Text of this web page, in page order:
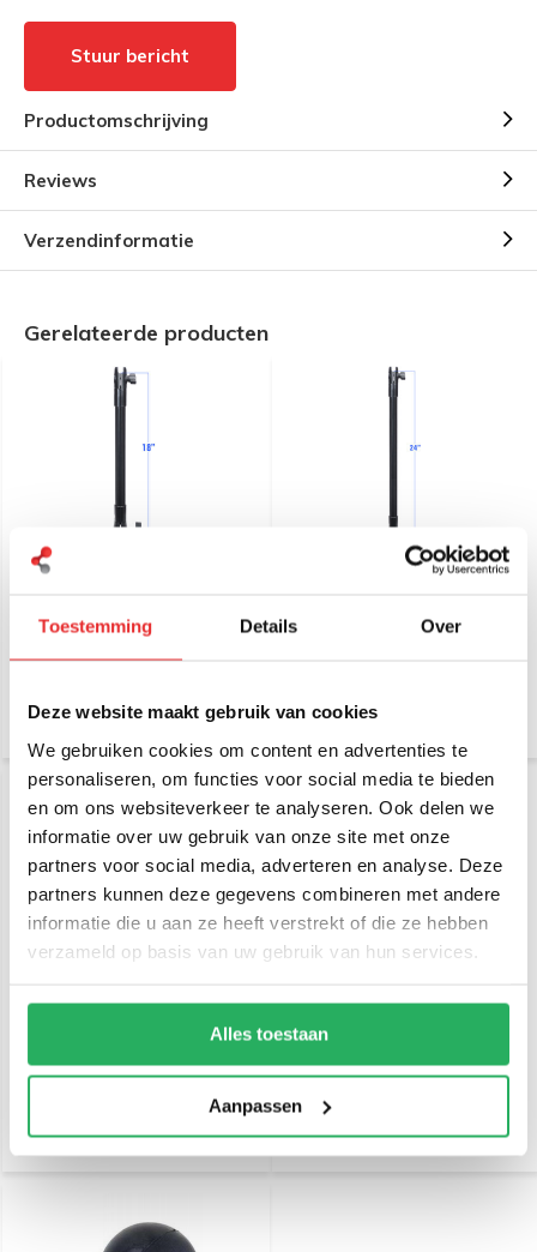
Toestemming Details Over
Deze website maakt gebruik van cookies
We gebruiken cookies om content en advertenties te
personaliseren, om functies voor social media te bieden
en om ons websiteverkeer te analyseren. Ook delen we
informatie over uw gebruik van onze site met onze
partners voor social media, adverteren en analyse. Deze
partners kunnen deze gegevens combineren met andere
informatie die u aan ze heeft verstrekt of die ze hebben
verzameld op basis van uw gebruik van hun services.
Alles toestaan
Aanpassen
Stuur bericht
Productomschrijving
Reviews
Verzendinformatie
Gerelateerde producten
RAM Mount 45 cm Basis
€ 42,95Incl. btw
RAM Mount 60 cm Basis
statief GoPro camera
montage RAP-CB-201-14U
€ 44,95Incl. btw
mm) voor Action Camera's
€ 16,95Incl. btw
€ 14,01 Excl. btw